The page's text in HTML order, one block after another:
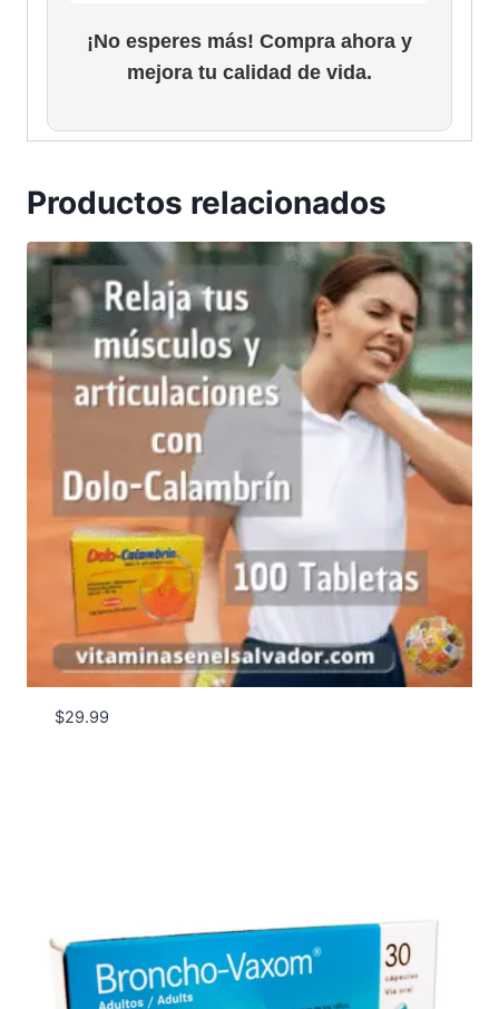
¡No esperes más! Compra ahora y
mejora tu calidad de vida.
Productos relacionados
$29.99